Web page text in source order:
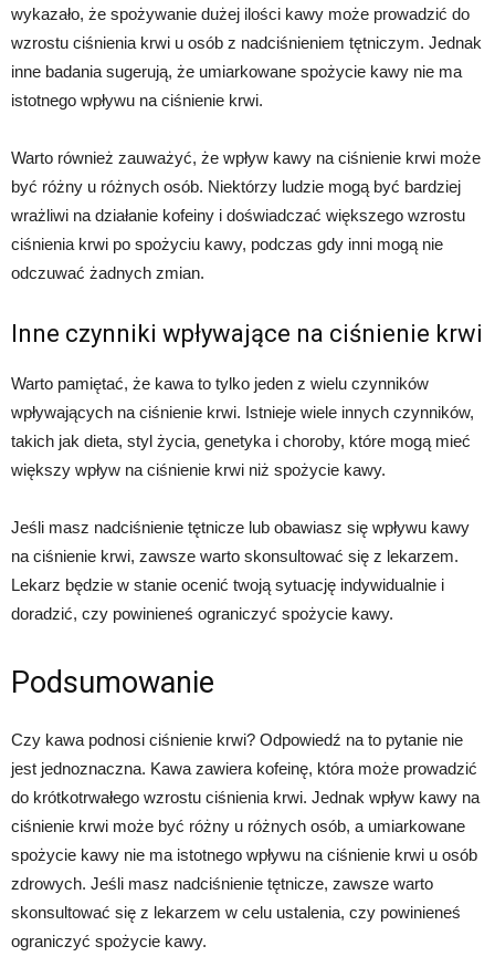
wykazało, że spożywanie dużej ilości kawy może prowadzić do
wzrostu ciśnienia krwi u osób z nadciśnieniem tętniczym. Jednak
inne badania sugerują, że umiarkowane spożycie kawy nie ma
istotnego wpływu na ciśnienie krwi.
Warto również zauważyć, że wpływ kawy na ciśnienie krwi może
być różny u różnych osób. Niektórzy ludzie mogą być bardziej
wrażliwi na działanie kofeiny i doświadczać większego wzrostu
ciśnienia krwi po spożyciu kawy, podczas gdy inni mogą nie
odczuwać żadnych zmian.
Inne czynniki wpływające na ciśnienie krwi
Warto pamiętać, że kawa to tylko jeden z wielu czynników
wpływających na ciśnienie krwi. Istnieje wiele innych czynników,
takich jak dieta, styl życia, genetyka i choroby, które mogą mieć
większy wpływ na ciśnienie krwi niż spożycie kawy.
Jeśli masz nadciśnienie tętnicze lub obawiasz się wpływu kawy
na ciśnienie krwi, zawsze warto skonsultować się z lekarzem.
Lekarz będzie w stanie ocenić twoją sytuację indywidualnie i
doradzić, czy powinieneś ograniczyć spożycie kawy.
Podsumowanie
Czy kawa podnosi ciśnienie krwi? Odpowiedź na to pytanie nie
jest jednoznaczna. Kawa zawiera kofeinę, która może prowadzić
do krótkotrwałego wzrostu ciśnienia krwi. Jednak wpływ kawy na
ciśnienie krwi może być różny u różnych osób, a umiarkowane
spożycie kawy nie ma istotnego wpływu na ciśnienie krwi u osób
zdrowych. Jeśli masz nadciśnienie tętnicze, zawsze warto
skonsultować się z lekarzem w celu ustalenia, czy powinieneś
ograniczyć spożycie kawy.